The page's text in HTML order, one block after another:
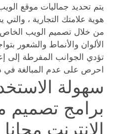
يتم تحديد جماليات موقع
هوية علامتك التجارية ،
من خلال تصميم الويب
الألوان والأنماط والشعور
تؤدي الجوانب المفرطة إلى
احرص على عدم المبالغة في
سهولة
برامج تصميم
الانترنت مجانا